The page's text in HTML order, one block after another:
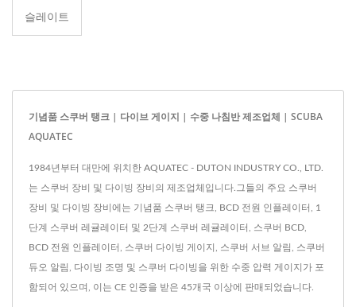
슬레이트
기념품 스쿠버 탱크 | 다이브 게이지 | 수중 나침반 제조업체 | SCUBA
AQUATEC
1984년부터 대만에 위치한 AQUATEC - DUTON INDUSTRY CO., LTD.
는 스쿠버 장비 및 다이빙 장비의 제조업체입니다.그들의 주요 스쿠버
장비 및 다이빙 장비에는 기념품 스쿠버 탱크, BCD 전원 인플레이터, 1
단계 스쿠버 레귤레이터 및 2단계 스쿠버 레귤레이터, 스쿠버 BCD,
BCD 전원 인플레이터, 스쿠버 다이빙 게이지, 스쿠버 서브 알림, 스쿠버
듀오 알림, 다이빙 조명 및 스쿠버 다이빙을 위한 수중 압력 게이지가 포
함되어 있으며, 이는 CE 인증을 받은 45개국 이상에 판매되었습니다.